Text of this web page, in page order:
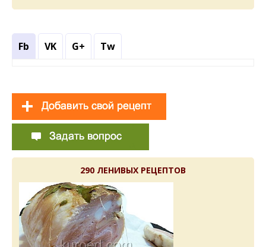
Fb VK G+ Tw
290 ЛЕНИВЫХ РЕЦЕПТОВ